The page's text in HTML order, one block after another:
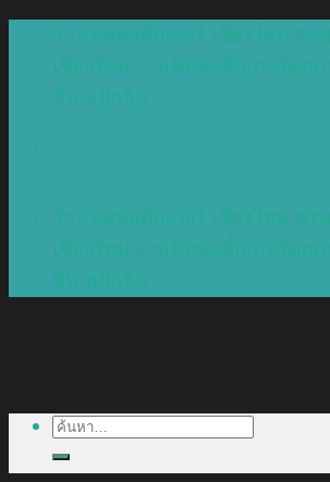
ค้นหา: